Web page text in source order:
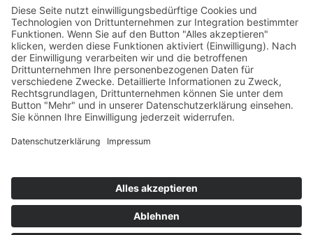
Materialstärken, Farben, Längen und Zuschnittservice auf
Anfrage.
Für alle Produkte stehen Ihnen auf Anfrage
Datenblätter zur Verfügung.
Sitemap
Datenschutz
Kunststoffvertrieb Nord | Schusterring 41 | 25355
Barmstedt | Tel.: 04123 / 9027 - 0